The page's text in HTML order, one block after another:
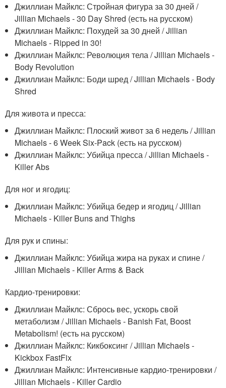
Джиллиан Майклс: Стройная фигура за 30 дней /
Jillian Michaels - 30 Day Shred (есть на русском)
Джиллиан Майклс: Похудей за 30 дней / Jillian
Michaels - Ripped in 30!
Джиллиан Майклс: Революция тела / Jillian Michaels -
Body Revolution
Джиллиан Майклс: Боди шред / Jillian Michaels - Body
Shred
Для живота и пресса:
Джиллиан Майклс: Плоский живот за 6 недель / Jillian
Michaels - 6 Week Six-Pack (есть на русском)
Джиллиан Майклс: Убийца пресса / Jillian Michaels -
Killer Abs
Для ног и ягодиц:
Джиллиан Майклс: Убийца бедер и ягодиц / Jillian
Michaels - Killer Buns and Thighs
Для рук и спины:
Джиллиан Майклс: Убийца жира на руках и спине /
Jillian Michaels - Killer Arms & Back
Кардио-тренировки:
Джиллиан Майклс: Сбрось вес, ускорь свой
метаболизм / Jillian Michaels - Banish Fat, Boost
Metabolism! (есть на русском)
Джиллиан Майклс: Кикбоксинг / Jillian Michaels -
Kickbox FastFix
Джиллиан Майклс: Интенсивные кардио-тренировки /
Jillian Michaels - Killer Cardio